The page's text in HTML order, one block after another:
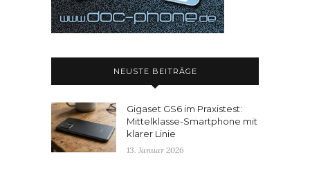
NEUSTE BEITRÄGE
Gigaset GS6 im Praxistest:
Mittelklasse-Smartphone mit
klarer Linie
13. Januar 2026